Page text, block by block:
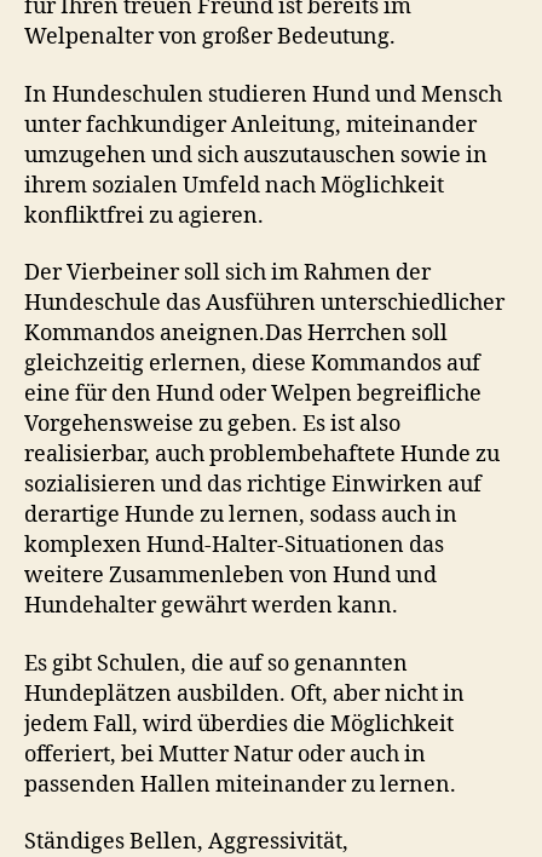
für Ihren treuen Freund ist bereits im
Welpenalter von großer Bedeutung.
In Hundeschulen studieren Hund und Mensch
unter fachkundiger Anleitung, miteinander
umzugehen und sich auszutauschen sowie in
ihrem sozialen Umfeld nach Möglichkeit
konfliktfrei zu agieren.
Der Vierbeiner soll sich im Rahmen der
Hundeschule das Ausführen unterschiedlicher
Kommandos aneignen.Das Herrchen soll
gleichzeitig erlernen, diese Kommandos auf
eine für den Hund oder Welpen begreifliche
Vorgehensweise zu geben. Es ist also
realisierbar, auch problembehaftete Hunde zu
sozialisieren und das richtige Einwirken auf
derartige Hunde zu lernen, sodass auch in
komplexen Hund-Halter-Situationen das
weitere Zusammenleben von Hund und
Hundehalter gewährt werden kann.
Es gibt Schulen, die auf so genannten
Hundeplätzen ausbilden. Oft, aber nicht in
jedem Fall, wird überdies die Möglichkeit
offeriert, bei Mutter Natur oder auch in
passenden Hallen miteinander zu lernen.
Ständiges Bellen, Aggressivität,